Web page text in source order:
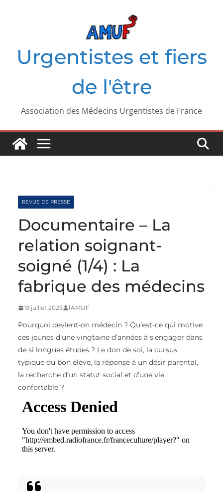
Urgentistes et fiers
de l'être
Association des Médecins Urgentistes de France
REVUE DE PRESSE
Documentaire – La
relation soignant-
soigné (1/4) : La
fabrique des médecins
19 juillet 2025 l'AMUF
Pourquoi devient-on médecin ? Qu’est-ce qui motive
ces jeunes d’une vingtaine d’années à s’engager dans
de si longues études ? Le don de soi, la cursus
typique du bon élève, la réponse à un désir parental,
la recherche d’un statut social et d’une vie
confortable ?